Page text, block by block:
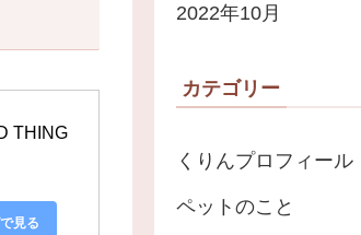
THING
見る
2022年10月
カテゴリー
くりんプロフィール
ペットのこと